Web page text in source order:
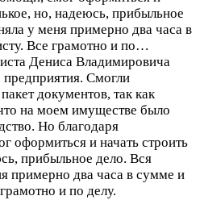
но, надеюсь, прибыльное
у меня примерно два часа в
Все грамотно и по…
Дениса Владимировича
Смогли
документов, так как
на моем имуществе было
Но благодаря
оформиться и начать строить
прибыльное дело. Вся
примерно два часа в сумме и
и по делу.